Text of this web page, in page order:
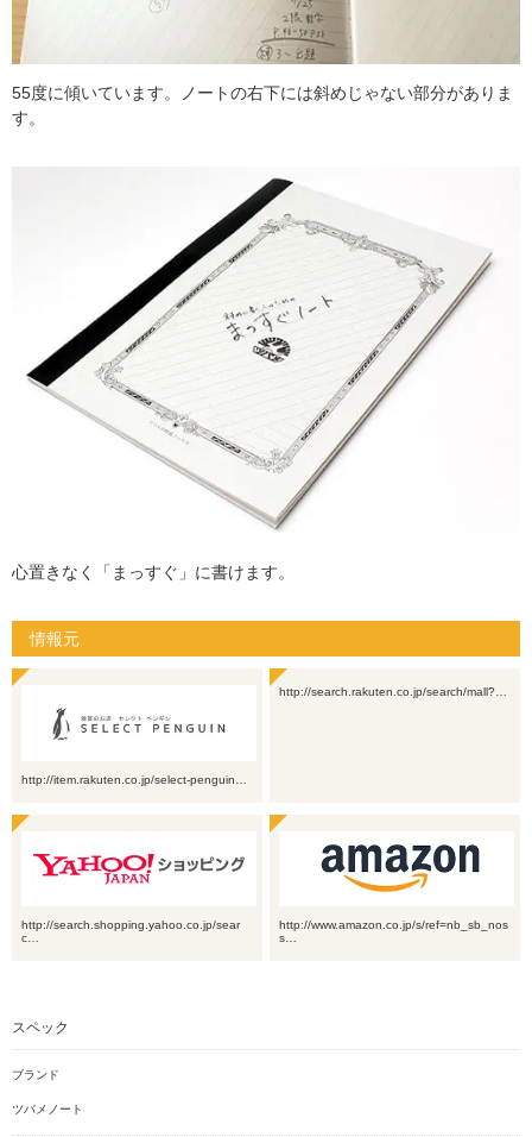
55度に傾いています。ノートの右下には斜めじゃない部分がありま
す。
心置きなく「まっすぐ」に書けます。
情報元
http://item.rakuten.co.jp/select-penguin…
http://search.rakuten.co.jp/search/mall?…
http://search.shopping.yahoo.co.jp/sear
c…
http://www.amazon.co.jp/s/ref=nb_sb_nos
s…
スペック
ブランド
ツバメノート